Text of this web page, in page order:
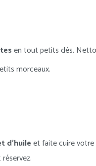
en tout petits dès.
morceaux.
d’huileet faite cuire